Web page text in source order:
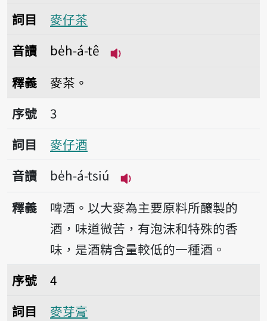
詞目
麥仔茶
音讀
be̍h-á-tê
釋義
麥茶。
序號3麥仔酒
序號
3
詞目
麥仔酒
音讀
be̍h-á-tsiú
播放音讀be̍h-á-tsiú
釋義
啤酒。以大麥為主要原料所釀製的
酒，味道微苦，有泡沫和特殊的香
味，是酒精含量較低的一種酒。
序號4麥芽膏
序號
4
詞目
麥芽膏